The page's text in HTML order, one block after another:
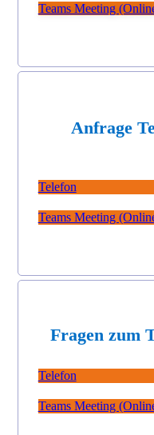
Teams Meeting
Anfrage
Telefon
Teams Meeting
Fragen zum
Telefon
Teams Meeting